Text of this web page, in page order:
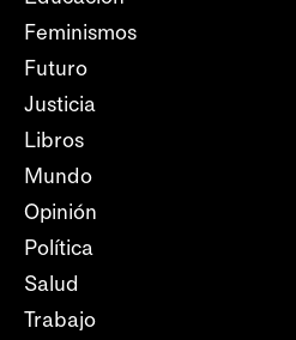
Feminismos
Futuro
Justicia
Libros
Mundo
Opinión
Política
Salud
Trabajo